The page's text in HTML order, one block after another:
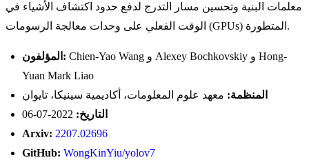
معلمات البنية وتحسين مسار التدرج لدفع حدود اكتشاف الأشياء في
الوقت الفعلي على وحدات معالجة الرسومات (GPUs) المتطورة.
المؤلفون: Chien-Yao Wang و Alexey Bochkovskiy و Hong-
Yuan Mark Liao
المنظمة: معهد علوم المعلومات، أكاديمية سينيكا، تايوان
التاريخ:
Arxiv: 2207.02696
GitHub: WongKinYiu/yolov7